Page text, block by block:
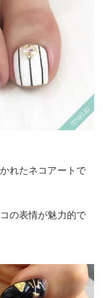
れたネコアートで
の表情が魅力的で